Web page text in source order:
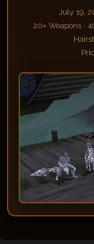
July 19,
20× Weapons ·